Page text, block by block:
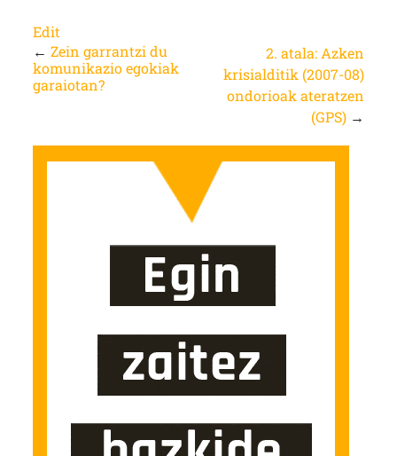
Edit
← Zein garrantzi du
komunikazio egokiak
garaiotan?
2. atala: Azken
krisialditik (2007-08)
ondorioak ateratzen
(GPS) →